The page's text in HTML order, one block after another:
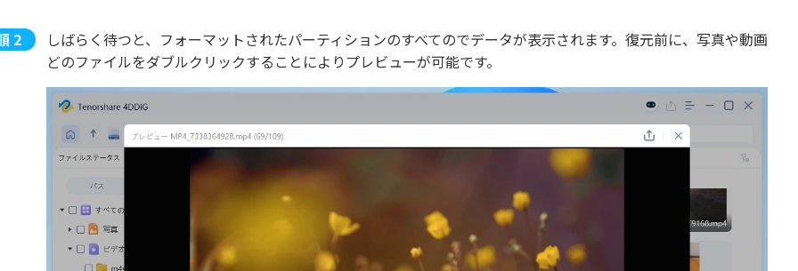
しばらく待つと、フォーマットされたパーティションのすべてのでデータが表示されます。復元前に、写真や動画
どのファイルをダブルクリックすることによりプレビューが可能です。